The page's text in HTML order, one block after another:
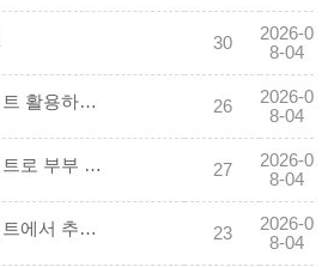
30
2026-0
8-04
암보험 비교사이트 활용하여 실속형 플랜 고르기 26
2026-0
8-04
암보험 비교사이트로 부부 동반 가입 할인받기 27
2026-0
8-04
암보험 비교사이트에서 추천하는 베스트 상품 순위 23
2026-0
8-04